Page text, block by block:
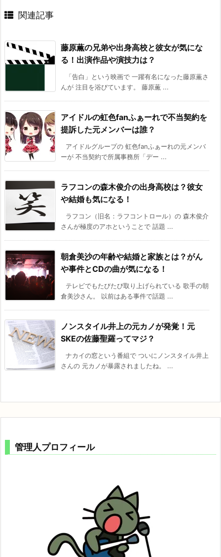
関連記事
藤原薫の兄弟や出身高校と彼女が気にな
る！出演作品や演技力は？
「告白」という映画で 一躍有名になった藤原薫さ
んが 注目を浴びています。 藤原薫 ...
アイドルの虹色fanふぁーれで不当契約を
提訴した元メンバーは誰？
アイドルグループの 虹色fanふぁーれの元メンバ
ーが 不当契約で所属事務所「デー ...
ラフコンの森木俊介の出身高校は？彼女
や結婚も気になる！
ラフコン（旧名：ラフコントロール）の 森木俊介
さんが極度のアホということで 話題 ...
朝倉美沙の年齢や結婚と家族とは？がん
や事件とCDの曲が気になる！
テレビでもたびたび取り上げられている 歌手の朝
倉美沙さん。 以前はある事件で話題 ...
ノンスタイル井上の元カノが発覚！元
SKEの佐藤聖羅ってマジ？
ナカイの窓という番組で ついにノンスタイル井上
さんの 元カノが暴露されましたね。 ...
管理人プロフィール